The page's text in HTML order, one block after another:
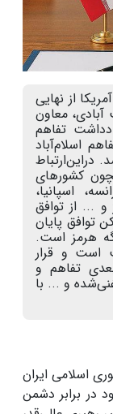
از نهایی
معاون
تفاهم
اسلام‌آباد
دراین‌ارتباط
کشورهای
اسپانیا،
و ... از توافق
توافق پایان
هرمز است.
است و قرار
بعدی تفاهم و
و ... با
اسلامی ایران
در برابر دشمن